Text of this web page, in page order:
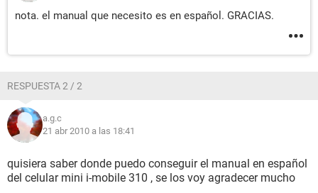
nota. el manual que necesito es en español. GRACIAS.
RESPUESTA 2 / 2
a.g.c
21 abr 2010 a las 18:41
quisiera saber donde puedo conseguir el manual en español
del celular mini i-mobile 310 , se los voy agradecer mucho